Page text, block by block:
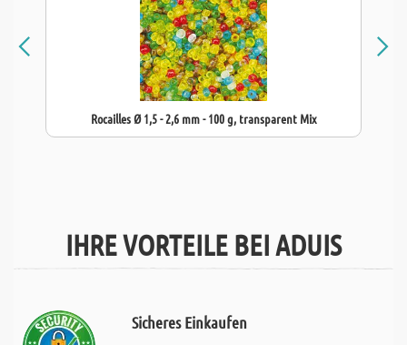
Rocailles Ø 1,5 - 2,6 mm - 100 g, transparent Mix
IHRE VORTEILE BEI ADUIS
Sicheres Einkaufen